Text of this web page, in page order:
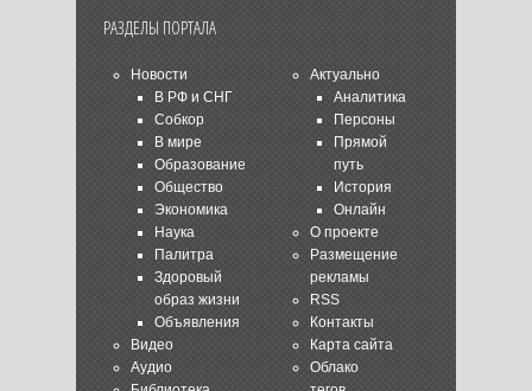
РАЗДЕЛЫ ПОРТАЛА
Новости
В РФ и СНГ
Собкор
В мире
Образование
Общество
Экономика
Наука
Палитра
Здоровый
образ жизни
Объявления
Видео
Аудио
Актуально
Аналитика
Персоны
Прямой
путь
История
Онлайн
О проекте
Размещение
рекламы
RSS
Контакты
Карта сайта
Облако